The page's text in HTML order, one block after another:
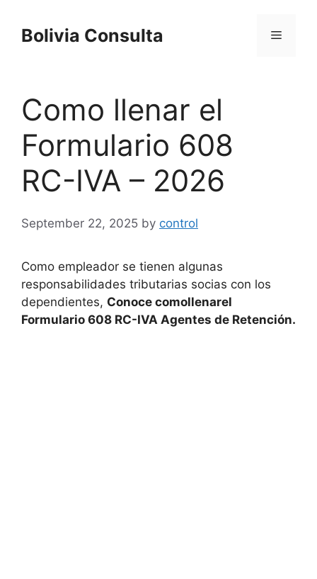
contentBolivia Consulta Menu
Como llenar el
Formulario 608
RC-IVA – 2026
September 22, 2025 by control
Como empleador se tienen algunas
responsabilidades tributarias socias con los
dependientes, Conoce comollenarel
Formulario 608 RC-IVA Agentes de Retención.